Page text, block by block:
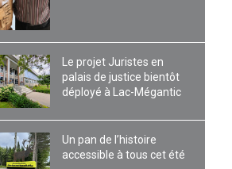
Le projet Juristes en
palais de justice bientôt
déployé à Lac-Mégantic
Un pan de l’histoire
accessible à tous cet été